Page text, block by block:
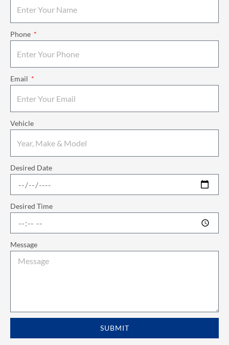
Phone
Email
Vehicle
Desired Date
Desired Time
Message
SUBMIT